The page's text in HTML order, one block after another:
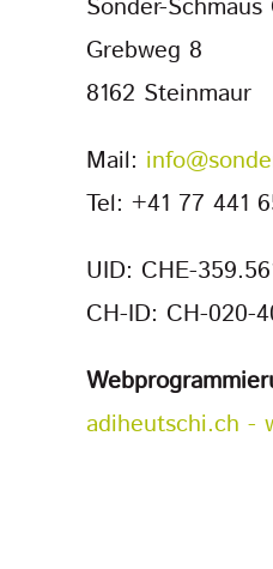
Sonder-Schmaus
Grebweg 8
8162 Steinmaur
Mail:
Tel: +41 77 441
UID: CHE-
CH-ID: CH-020-
adiheutschi.ch -